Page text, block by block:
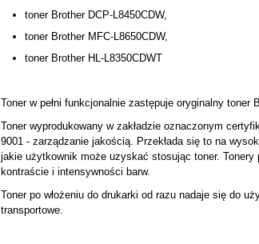
toner Brother DCP-L8450CDW,
toner Brother MFC-L8650CDW,
toner Brother HL-L8350CDWT
Toner w pełni funkcjonalnie zastępuje oryginalny toner
Toner wyprodukowany w zakładzie oznaczonym
9001 - zarządzanie jakością. Przekłada się to na
jakie użytkownik może uzyskać stosując toner.
kontraście i intensywności barw.
Toner po włożeniu do drukarki od razu nadaje się do
transportowe.